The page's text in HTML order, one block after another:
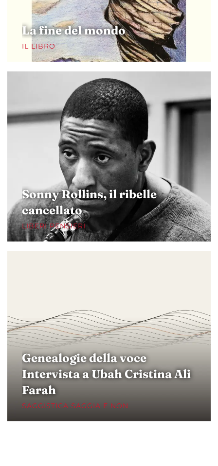
La fine del mondo
IL LIBRO
Sonny Rollins, il ribelle
cancellato
LIBERI PENSIERI
Genealogie della voce
Intervista a Ubah Cristina Ali
Farah
SAGGISTICA SAGGIA E NON